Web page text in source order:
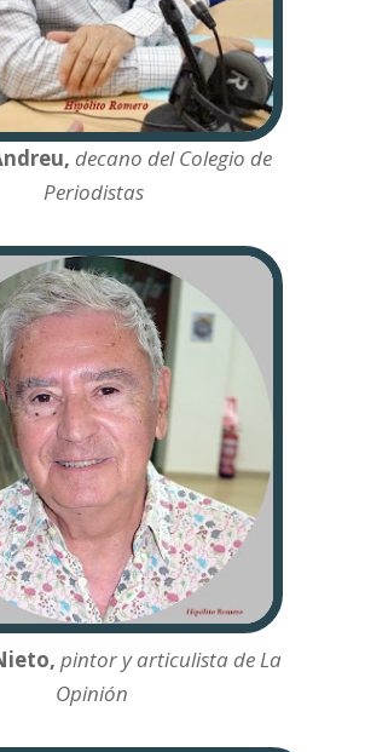
decano del Colegio de
Periodistas
pintor y articulista de La
Opinión